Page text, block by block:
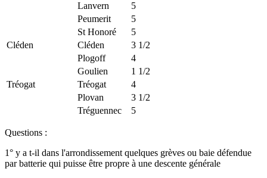
Lanvern
5
Peumerit
5
St Honoré
5
Cléden
Cléden
3 1/2
Plogoff
4
Goulien
1 1/2
Tréogat
Tréogat
4
Plovan
3 1/2
Tréguennec
5
Questions :
1° y a t-il dans l'arrondissement quelques grèves ou baie défendue
par batterie qui puisse être propre à une descente générale